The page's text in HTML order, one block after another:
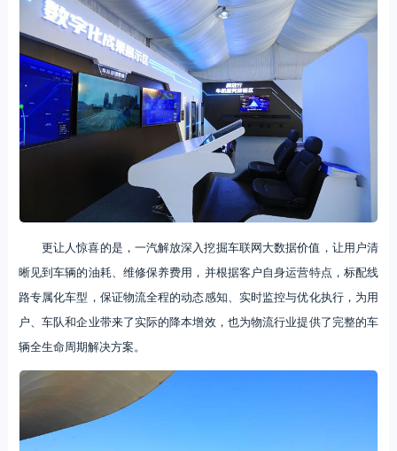
更让人惊喜的是，一汽解放深入挖掘车联网大数据价值，让用户清
晰见到车辆的油耗、维修保养费用，并根据客户自身运营特点，标配线
路专属化车型，保证物流全程的动态感知、实时监控与优化执行，为用
户、车队和企业带来了实际的降本增效，也为物流行业提供了完整的车
辆全生命周期解决方案。